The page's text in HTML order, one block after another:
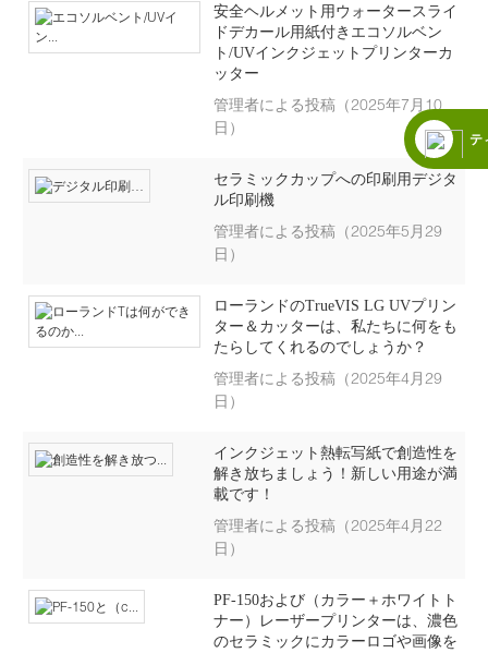
安全ヘルメット用ウォータースライ
ドデカール用紙付きエコソルベン
ト/UVインクジェットプリンターカ
ッター
管理者による投稿（2025年7月10
日）
セラミックカップへの印刷用デジタ
ル印刷機
管理者による投稿（2025年5月29
日）
ローランドのTrueVIS LG UVプリン
ター＆カッターは、私たちに何をも
たらしてくれるのでしょうか？
管理者による投稿（2025年4月29
日）
インクジェット熱転写紙で創造性を
解き放ちましょう！新しい用途が満
載です！
管理者による投稿（2025年4月22
日）
PF-150および（カラー＋ホワイトト
ナー）レーザープリンターは、濃色
のセラミックにカラーロゴや画像を
テ